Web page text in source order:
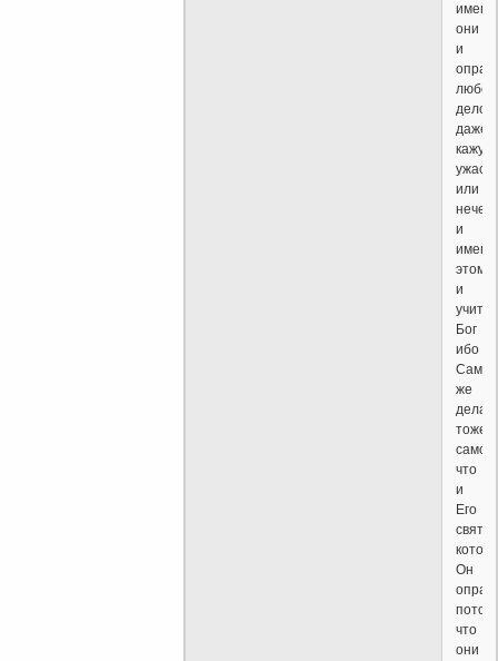
они
и
любое
дело
даже
или
и
этому
и
учит
Бог
ибо
Сам
же
тоже
самое
что
и
Его
Он
что
они